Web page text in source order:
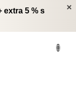
×
extra 5 % s